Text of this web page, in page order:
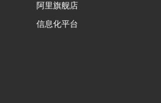
阿里旗舰店
信息化平台